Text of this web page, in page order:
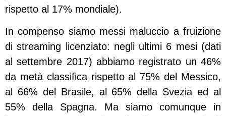
rispetto al 17% mondiale).
In compenso siamo messi maluccio a fruizione
di streaming licenziato: negli ultimi 6 mesi (dati
al settembre 2017) abbiamo registrato un 46%
da metà classifica rispetto al 75% del Messico,
al 66% del Brasile, al 65% della Svezia ed al
55% della Spagna. Ma siamo comunque in